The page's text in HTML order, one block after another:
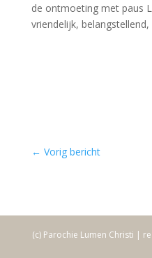
de ontmoeting met paus
vriendelijk,
← Vorig bericht
(c) Parochie Lumen Christi |